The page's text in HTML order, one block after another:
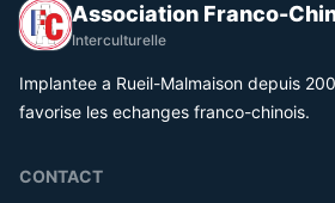
Association Franco-
Interculturelle
Implantee a Rueil-Malmaison depuis
favorise les echanges franco-chinois.
CONTACT